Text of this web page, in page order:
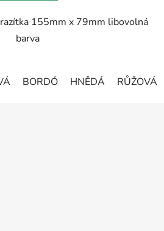
hvězdiček.
155mm x 79mm libovolná
barva
BORDÓ HNĚDÁ RŮŽOVÁ